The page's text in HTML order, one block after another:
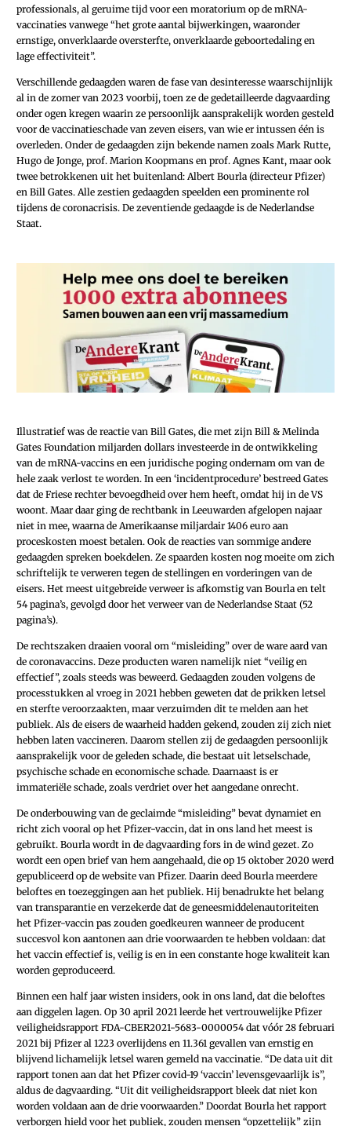
professionals, al geruime tijd voor een moratorium op de mRNA­-
vaccinaties vanwege “het grote aantal bijwerkingen, waaronder
ernstige, onverklaarde oversterfte, onverklaarde geboortedaling en
lage effectiviteit”.
Verschillende gedaagden waren de fase van desinteresse waarschijnlijk
al in de zomer van 2023 voorbij, toen ze de gedetailleerde dagvaarding
onder ogen kregen waarin ze persoonlijk aansprakelijk worden gesteld
voor de vaccinatieschade van zeven eisers, van wie er intussen één is
overleden. Onder de gedaagden zijn bekende namen zoals Mark Rutte,
Hugo de Jonge, prof. Marion Koopmans en prof. Agnes Kant, maar ook
twee betrokkenen uit het buitenland: Albert Bourla (directeur Pfizer)
en Bill Gates. Alle zestien gedaagden speelden een prominente rol
tijdens de coronacrisis. De zeventiende gedaagde is de Nederlandse
Staat.
Illustratief was de reactie van Bill Gates, die met zijn Bill & Melinda
Gates Foundation miljarden dollars investeerde in de ontwikkeling
van de mRNA-vaccins en een ­juridische poging ondernam om van de
hele zaak verlost te worden. In een ‘incidentprocedure’ bestreed Gates
dat de Friese rechter bevoegdheid over hem heeft, omdat hij in de VS
woont. Maar daar ging de rechtbank in Leeuwarden afgelopen najaar
niet in mee, waarna de Amerikaanse miljardair 1406 euro aan
proceskosten moest betalen. Ook de reacties van sommige andere
gedaagden spreken boekdelen. Ze spaarden kosten nog moeite om zich
schriftelijk te verweren tegen de stellingen en vorderingen van de
eisers. Het meest uitgebreide verweer is afkomstig van Bourla en telt
54 pagina’s, gevolgd door het verweer van de Nederlandse Staat (52
pagina’s).
De rechtszaken draaien vooral om “misleiding” over de ware aard van
de coronavaccins. Deze producten waren namelijk niet “veilig en
effectief”, zoals steeds was beweerd. Gedaagden zouden volgens de
processtukken al vroeg in 2021 hebben geweten dat de prikken letsel
en sterfte veroorzaakten, maar verzuimden dit te melden aan het
publiek. Als de eisers de waarheid hadden gekend, zouden zij zich niet
hebben laten vaccineren. Daarom stellen zij de gedaagden persoonlijk
aansprakelijk voor de geleden schade, die bestaat uit letselschade,
psychische schade en economische schade. Daarnaast is er
immateriële schade, zoals verdriet over het aangedane onrecht.
De onderbouwing van de geclaimde “misleiding” bevat dynamiet en
richt zich vooral op het Pfizer-vaccin, dat in ons land het meest is
gebruikt. Bourla wordt in de dagvaarding fors in de wind gezet. Zo
wordt een open brief van hem aangehaald, die op 15 oktober 2020 werd
gepubliceerd op de website van Pfizer. Daarin deed Bourla meerdere
beloftes en toezeggingen aan het publiek. Hij benadrukte het belang
van transparantie en verzekerde dat de geneesmiddelenautoriteiten
het Pfizer-vaccin pas zouden goedkeuren wanneer de producent
succesvol kon aantonen aan drie voorwaarden te hebben voldaan: dat
het vaccin effectief is, veilig is en in een constante hoge kwaliteit kan
worden geproduceerd.
Binnen een half jaar wisten ­insiders, ook in ons land, dat die ­beloftes
aan diggelen lagen. Op 30 april 2021 leerde het ­vertrouwelijke Pfizer
veiligheidsrapport FDA-CBER­­­2021-5683-0000054 dat vóór 28 februari
2021 bij Pfizer al 1223 overlijdens en 11.361 gevallen van ernstig en
blijvend lichamelijk letsel waren gemeld na vaccinatie. “De data uit dit
rapport tonen aan dat het ­Pfizer covid-19 ‘vaccin’ levensgevaarlijk is”,
aldus de dagvaarding. “Uit dit veiligheidsrapport bleek dat niet kon
worden voldaan aan de drie voorwaarden.” Doordat Bourla het rapport
verborgen hield voor het publiek, zouden mensen “opzettelijk” zijn